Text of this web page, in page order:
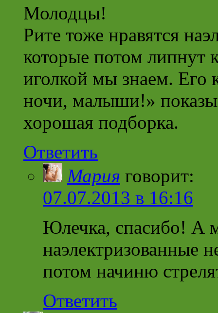
Молодцы!
Рите тоже нравятся
которые потом липнут
иголкой мы знаем. Его
ночи, малыши!»
хорошая подборка.
Ответить
Мария говорит:
07.07.2013 в 16:16
Юлечка, спасибо! А
наэлектризованные
потом начиню
Ответить